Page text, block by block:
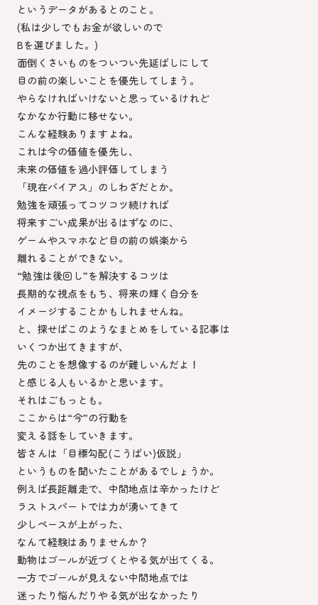
というデータがあるとのこと。
(私は少しでもお金が欲しいので
Bを選びました。)
面倒くさいものをついつい先延ばしにして
目の前の楽しいことを優先してしまう。
やらなければいけないと思っているけれど
なかなか行動に移せない。
こんな経験ありますよね。
これは今の価値を優先し、
未来の価値を過小評価してしまう
「現在バイアス」のしわざだとか。
勉強を頑張ってコツコツ続ければ
将来すごい成果が出るはずなのに、
ゲームやスマホなど目の前の娯楽から
離れることができない。
“勉強は後回し”を解決するコツは
長期的な視点をもち、将来の輝く自分を
イメージすることかもしれませんね。
と、探せばこのようなまとめをしている記事は
いくつか出てきますが、
先のことを想像するのが難しいんだよ！
と感じる人もいるかと思います。
それはごもっとも。
ここからは“今”の行動を
変える話をしていきます。
皆さんは「目標勾配(こうばい)仮説」
というものを聞いたことがあるでしょうか。
例えば長距離走で、中間地点は辛かったけど
ラストスパートでは力が湧いてきて
少しペースが上がった、
なんて経験はありませんか？
動物はゴールが近づくとやる気が出てくる。
一方でゴールが見えない中間地点では
迷ったり悩んだりやる気が出なかったり